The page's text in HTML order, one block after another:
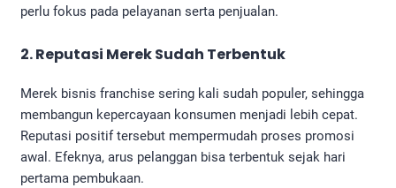
perlu fokus pada pelayanan serta penjualan.
2. Reputasi Merek Sudah Terbentuk
Merek bisnis franchise sering kali sudah populer, sehingga
membangun kepercayaan konsumen menjadi lebih cepat.
Reputasi positif tersebut mempermudah proses promosi
awal. Efeknya, arus pelanggan bisa terbentuk sejak hari
pertama pembukaan.